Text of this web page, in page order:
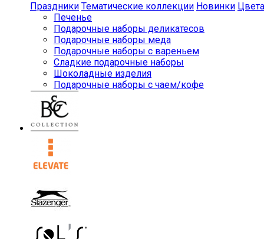
Праздники Тематические коллекции Новинки Цвета
Печенье
Подарочные наборы деликатесов
Подарочные наборы меда
Подарочные наборы с вареньем
Сладкие подарочные наборы
Шоколадные изделия
Подарочные наборы с чаем/кофе